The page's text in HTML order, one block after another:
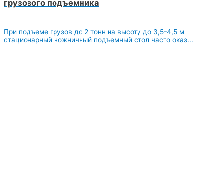
грузового подъемника
При подъеме грузов до 2 тонн на высоту до 3,5–4,5 м
стационарный ножничный подъемный стол часто оказ...